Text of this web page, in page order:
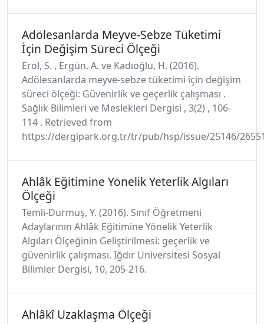
Adölesanlarda Meyve-Sebze Tüketimi
İçin Değişim Süreci Ölçeği
Erol, S. , Ergün, A. ve Kadıoğlu, H. (2016).
Adölesanlarda meyve-sebze tüketimi için değişim
süreci ölçeği: Güvenirlik ve geçerlik çalışması .
Sağlık Bilimleri ve Meslekleri Dergisi , 3(2) , 106-
114 . Retrieved from
https://dergipark.org.tr/tr/pub/hsp/issue/25146/
Ahlâk Eğitimine Yönelik Yeterlik Algıları
Ölçeği
Temli-Durmuş, Y. (2016). Sınıf Öğretmeni
Adaylarının Ahlâk Eğitimine Yönelik Yeterlik
Algıları Ölçeğinin Geliştirilmesi: geçerlik ve
güvenirlik çalışması. Iğdır Üniversitesi Sosyal
Bilimler Dergisi, 10, 205-216.
Ahlâkî Uzaklaşma Ölçeği